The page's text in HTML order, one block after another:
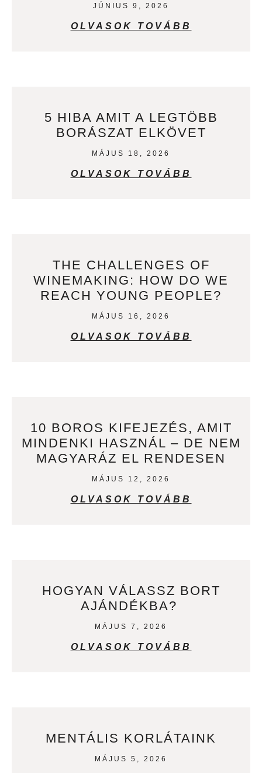
JÚNIUS 9, 2026
OLVASOK TOVÁBB
5 HIBA AMIT A LEGTÖBB
BORÁSZAT ELKÖVET
MÁJUS 18, 2026
OLVASOK TOVÁBB
THE CHALLENGES OF
WINEMAKING: HOW DO WE
REACH YOUNG PEOPLE?
MÁJUS 16, 2026
OLVASOK TOVÁBB
10 BOROS KIFEJEZÉS, AMIT
MINDENKI HASZNÁL – DE NEM
MAGYARÁZ EL RENDESEN
MÁJUS 12, 2026
OLVASOK TOVÁBB
HOGYAN VÁLASSZ BORT
AJÁNDÉKBA?
MÁJUS 7, 2026
OLVASOK TOVÁBB
MENTÁLIS KORLÁTAINK
MÁJUS 5, 2026